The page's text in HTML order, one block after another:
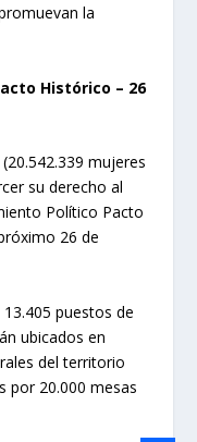
la
Histórico – 26
mujeres
su derecho al
Político Pacto
26 de
puestos de
ubicados en
del territorio
por 20.000 mesas